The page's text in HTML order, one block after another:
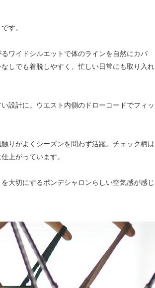
す。
ワイドシルエットで体のラインを自然にカバ
しでも着脱しやすく、忙しい日常にも取り入れ
設計に。ウエスト内側のドローコードでフィッ
りがよくシーズンを問わず活躍。チェック柄は
上がっています。
大切にするポンデシャロンらしい空気感が感じ